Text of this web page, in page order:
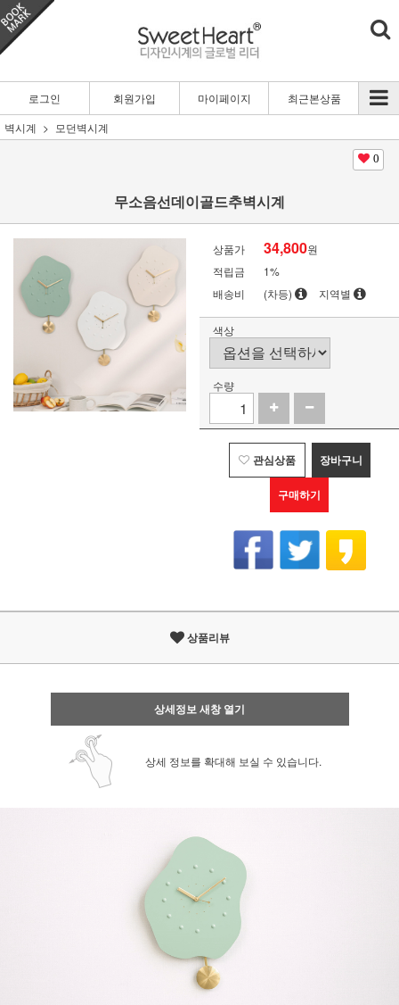
로그인 회원가입 마이페이지
최근본상품
벽시계
모던벽시계
0
무소음선데이골드추벽시계
상품가 34,800원
적립금
1%
배송비
(차등) 지역별
색상
수량
관심상품 장바구니
구매하기
상품리뷰
상세정보 새창 열기
상세 정보를 확대해 보실 수 있습니다.